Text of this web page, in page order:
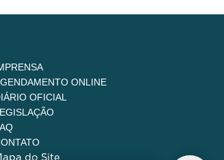
ONLINE
OFICIAL
do Site